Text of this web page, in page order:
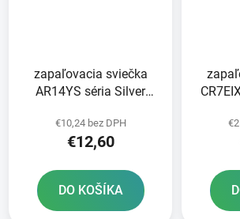
zapaľovacia sviečka
AR14YS séria Silver
republika
€10,24 bez DPH
€12,60
DO KOŠÍKA